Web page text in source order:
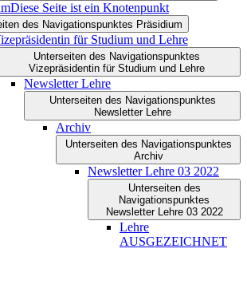
Diese Seite ist ein Knotenpunkt
des Navigationspunktes Präsidium
für Studium und Lehre
Unterseiten des Navigationspunktes
Vizepräsidentin für Studium und Lehre
Newsletter Lehre
Unterseiten des Navigationspunktes
Newsletter Lehre
Archiv
Unterseiten des Navigationspunktes
Archiv
Newsletter Lehre 03 2022
Unterseiten des
Navigationspunktes
Newsletter Lehre 03 2022
Lehre
AUSGEZEICHNET